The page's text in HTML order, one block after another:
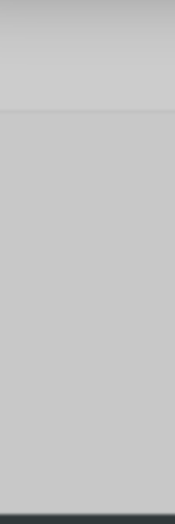
Sie sind
Benutzern der
Informationen
zu
Benutzers
Sie sammeln